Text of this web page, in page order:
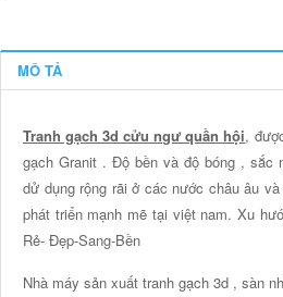
MÔ TẢ
Tranh gạch 3d cửu ngư quần hội,
gạch Granit . Độ bền và độ bóng , sắc
dử dụng rộng rãi ở các nước châu âu
phát triển mạnh mẽ tại việt nam. Xu
Rẻ- Đẹp-Sang-Bền
Nhà máy sản xuất tranh gạch 3d , sàn